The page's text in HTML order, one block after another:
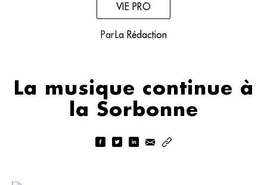
VIE PRO
Par La Rédaction
La musique continue à
la Sorbonne